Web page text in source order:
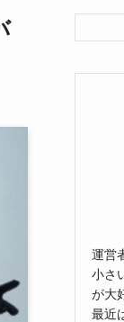
運営
小さ
が大
最近